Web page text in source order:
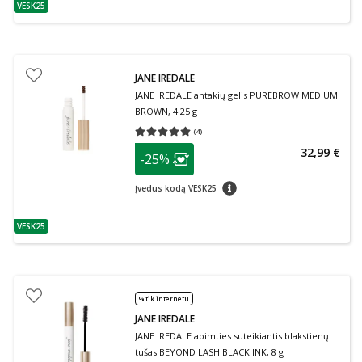
patarimas
VESK25
patarimas
VESK25
JANE IREDALE
JANE IREDALE antakių gelis PUREBROW MEDIUM
BROWN, 4.25 g
(4)
Vidutinis įvertinimas 5.00
patarimas
Lojalumo klubo narių nuolaida
-25%
Įvedus kodą VESK25 patarimas
32,99 €
% tik internetu
JANE IREDALE
JANE IREDALE apimties suteikiantis blakstienų
tušas BEYOND LASH BLACK INK, 8 g